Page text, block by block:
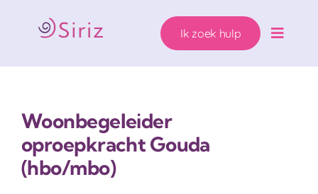
inhoud
Toggle
Zwanger. Wat nu?
Wie helpen wij?
Ik zoek hulp
Woonbegeleider
oproepkracht Gouda
(hbo/mbo)